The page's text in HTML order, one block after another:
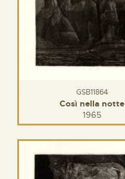
GSB11864
Così nella notte
1965